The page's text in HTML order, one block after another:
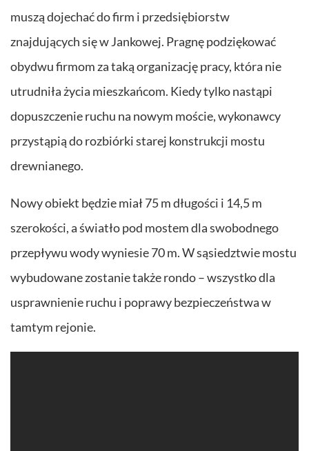
muszą dojechać do firm i przedsiębiorstw
znajdujących się w Jankowej. Pragnę podziękować
obydwu firmom za taką organizację pracy, która nie
utrudniła życia mieszkańcom. Kiedy tylko nastąpi
dopuszczenie ruchu na nowym moście, wykonawcy
przystąpią do rozbiórki starej konstrukcji mostu
drewnianego.
Nowy obiekt będzie miał 75 m długości i 14,5 m
szerokości, a światło pod mostem dla swobodnego
przepływu wody wyniesie 70 m. W sąsiedztwie mostu
wybudowane zostanie także rondo – wszystko dla
usprawnienie ruchu i poprawy bezpieczeństwa w
tamtym rejonie.